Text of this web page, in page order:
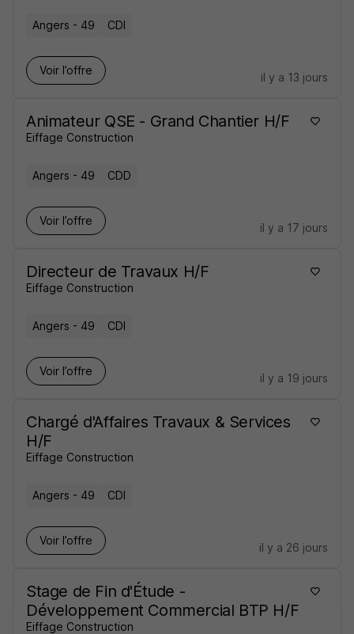
Angers - 49 CDI
Voir l’offre
il y a 13 jours
Animateur QSE - Grand Chantier H/F
Eiffage Construction
Angers - 49 CDD
Voir l’offre
il y a 17 jours
Directeur de Travaux H/F
Eiffage Construction
Angers - 49 CDI
Voir l’offre
il y a 19 jours
Chargé d'Affaires Travaux & Services
H/F
Eiffage Construction
Angers - 49 CDI
Voir l’offre
il y a 26 jours
Stage de Fin d'Étude -
Développement Commercial BTP H/F
Eiffage Construction